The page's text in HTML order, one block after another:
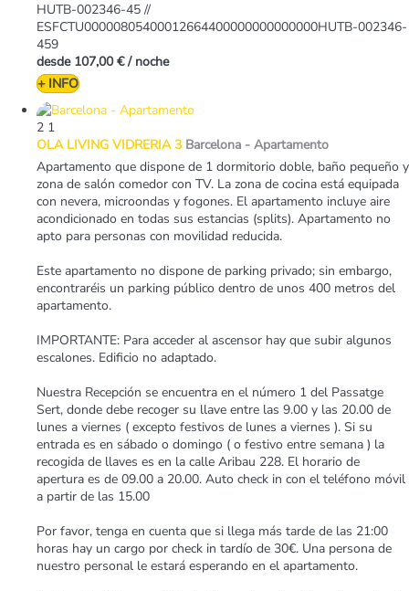
HUTB-002346-45 //
ESFCTU00000805400012664400000000000000HUTB-002346-
459
desde 107,00 € / noche
+ INFO
2 1
OLA LIVING VIDRERIA 3 Barcelona - Apartamento
Apartamento que dispone de 1 dormitorio doble, baño pequeño y
zona de salón comedor con TV. La zona de cocina está equipada
con nevera, microondas y fogones. El apartamento incluye aire
acondicionado en todas sus estancias (splits). Apartamento no
apto para personas con movilidad reducida.
Este apartamento no dispone de parking privado; sin embargo,
encontraréis un parking público dentro de unos 400 metros del
apartamento.
IMPORTANTE: Para acceder al ascensor hay que subir algunos
escalones. Edificio no adaptado.
Nuestra Recepción se encuentra en el número 1 del Passatge
Sert, donde debe recoger su llave entre las 9.00 y las 20.00 de
lunes a viernes ( excepto festivos de lunes a viernes ). Si su
entrada es en sábado o domingo ( o festivo entre semana ) la
recogida de llaves es en la calle Aribau 228. El horario de
apertura es de 09.00 a 20.00. Auto check in con el teléfono móvil
a partir de las 15.00
Por favor, tenga en cuenta que si llega más tarde de las 21:00
horas hay un cargo por check in tardío de 30€. Una persona de
nuestro personal le estará esperando en el apartamento.